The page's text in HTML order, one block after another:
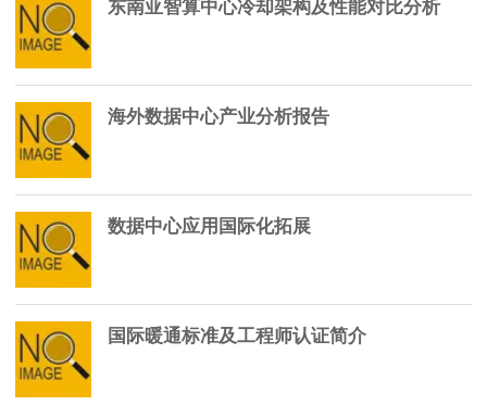
东南亚智算中心冷却架构及性能对比分析
海外数据中心产业分析报告
数据中心应用国际化拓展
国际暖通标准及工程师认证简介